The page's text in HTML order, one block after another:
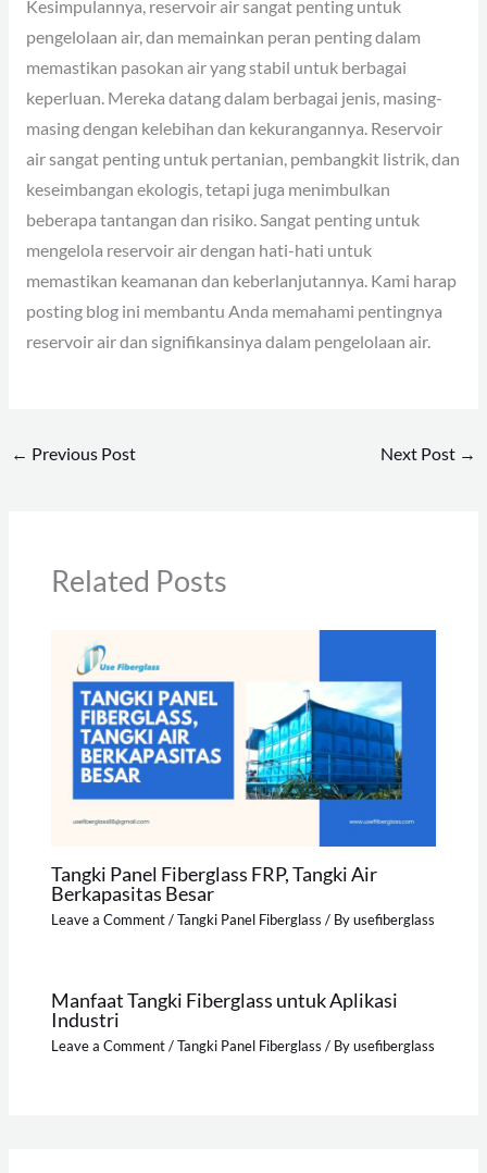
Kesimpulannya, reservoir air sangat penting untuk
pengelolaan air, dan memainkan peran penting dalam
memastikan pasokan air yang stabil untuk berbagai
keperluan. Mereka datang dalam berbagai jenis, masing-
masing dengan kelebihan dan kekurangannya. Reservoir
air sangat penting untuk pertanian, pembangkit listrik, dan
keseimbangan ekologis, tetapi juga menimbulkan
beberapa tantangan dan risiko. Sangat penting untuk
mengelola reservoir air dengan hati-hati untuk
memastikan keamanan dan keberlanjutannya. Kami harap
posting blog ini membantu Anda memahami pentingnya
reservoir air dan signifikansinya dalam pengelolaan air.
← Previous Post Next Post →
Related Posts
Tangki Panel Fiberglass FRP, Tangki Air
Berkapasitas Besar
Leave a Comment/Tangki Panel Fiberglass / Byusefiberglass
Manfaat Tangki Fiberglass untuk Aplikasi
Industri
Leave a Comment/Tangki Panel Fiberglass / Byusefiberglass